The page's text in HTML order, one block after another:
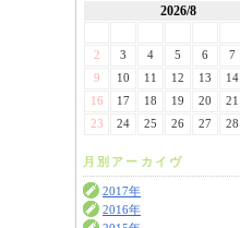
2026/8
2
3 4 5 6 7
9
10 11 12 13 14
16
17 18 19 20 21
23
24 25 26 27 28
月別アーカイヴ
2017年
2016年